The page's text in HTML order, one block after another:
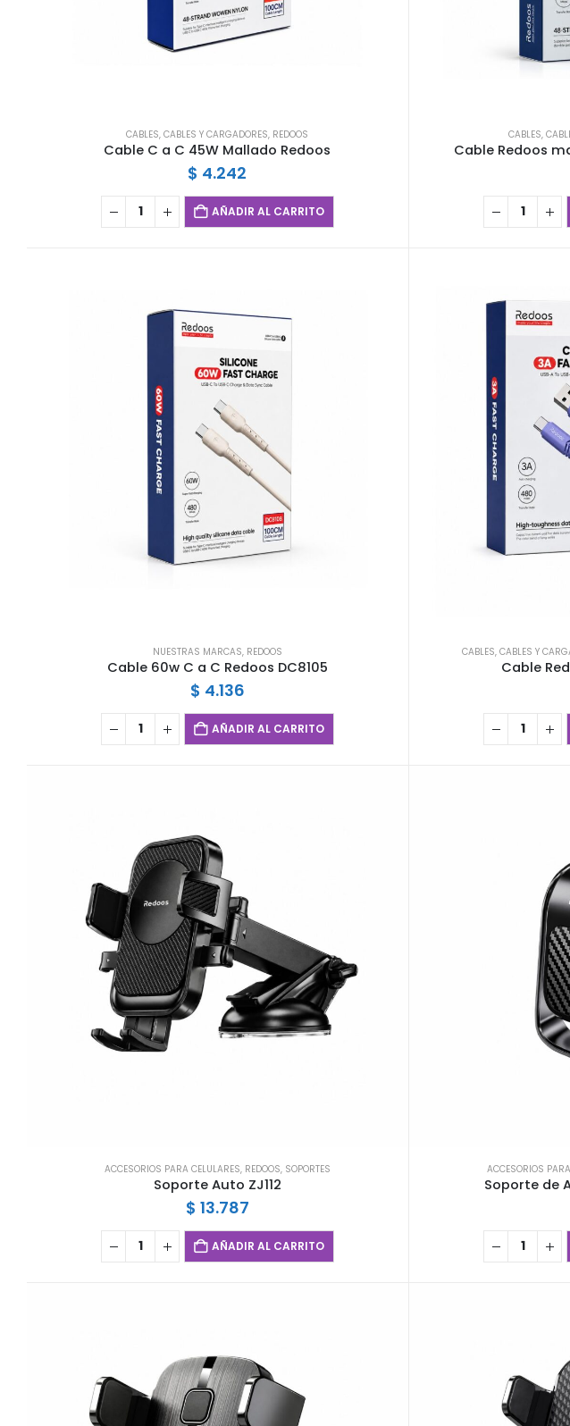
CABLES,CABLES Y CARGADORES, REDOOS
Cable C a C 45W Mallado Redoos
$ 4.242
AÑADIR AL CARRITO
CABLES,
Cable Redoos
NUESTRAS MARCAS, REDOOS
Cable 60w C a C Redoos DC8105
$ 4.136
AÑADIR AL CARRITO
CABLES, CABLES Y
Cable
ACCESORIOS PARA CELULARES, REDOOS, SOPORTES
Soporte Auto ZJ112
$ 13.787
AÑADIR AL CARRITO
ACCESORIOS
Soporte de